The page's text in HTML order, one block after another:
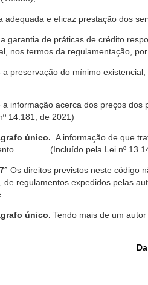
adequada e eficaz prestação dos
a garantia de práticas de crédito
nos termos da regulamentação,
a preservação do mínimo
a informação acerca dos preços
14.181, de 2021)
único. A informação de que
(Incluído pela Lei nº
Os direitos previstos neste código
de regulamentos expedidos pelas
único. Tendo mais de um